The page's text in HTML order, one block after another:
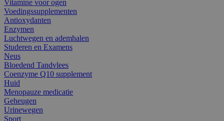
Vitamine voor ogen
Voedingssupplementen
Antioxydanten
Enzymen
Luchtwegen en ademhalen
Studeren en Examens
Neus
Bloedend Tandvlees
Coenzyme Q10 supplement
Huid
Menopauze medicatie
Geheugen
Urinewegen
Sport